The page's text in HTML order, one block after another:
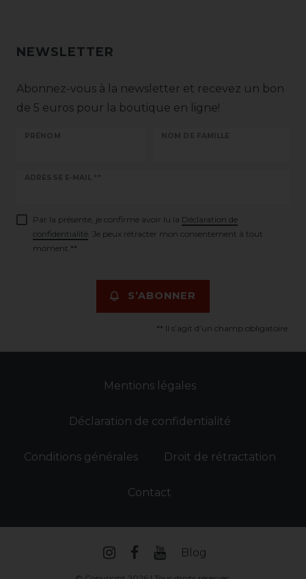
NEWSLETTER
Abonnez-vous à la newsletter et recevez un bon
de 5 euros pour la boutique en ligne!
PRÉNOM NOM DE FAMILLE
ADRESSE E-MAIL **
Ceres::Template.newsletterHoneypotLabel
Par la présente, je confirme avoir lu la Déclaration de
confidentialité . Je peux rétracter mon consentement à tout
moment.**
S’ABONNER
** Il s’agit d’un champ obligatoire.
Mentions légales
Déclaration de confidentialité
Conditions générales Droit de rétractation
Contact
Blog